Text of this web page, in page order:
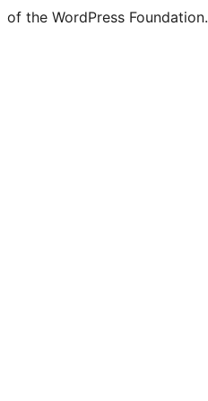
of the WordPress Foundation.